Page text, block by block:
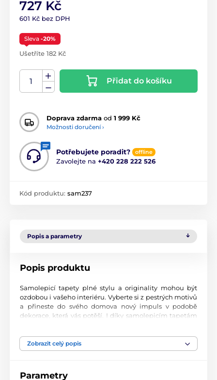
727 Kč
601 Kč bez DPH
Sleva -20%
Ušetříte 182 Kč
Přidat do košíku
Doprava zdarma od 1 999 Kč
Možnosti doručení ›
Potřebujete poradit? offline
Zavolejte na +420 228 222 526
Kód produktu: sam237
Popis a parametry
Popis produktu
Samolepicí tapety plné stylu a originality mohou být
ozdobou i vašeho interiéru. Vyberte si z pestrých motivů
a přineste do svého domova nový impuls v podobě
dekorace, která vás potěší. I díky samolepicím tapetám
Perfektní tiskové zpracování
materiál s jemným povrchem a matným vzhledem. Tisk
Zobrazit celý popis
Parametry